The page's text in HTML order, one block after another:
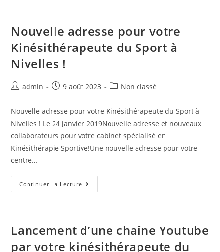
Nouvelle adresse pour votre
Kinésithérapeute du Sport à
Nivelles !
admin 9 août 2023 Non classé
Nouvelle adresse pour votre Kinésithérapeute du Sport à
Nivelles ! Le 24 janvier 2019Nouvelle adresse et nouveaux
collaborateurs pour votre cabinet spécialisé en
Kinésithérapie Sportive!Une nouvelle adresse pour votre
centre…
Continuer La Lecture
Lancement d’une chaîne Youtube
par votre kinésithérapeute du